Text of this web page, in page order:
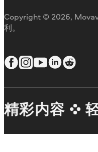
Copyright © 2026,
利。
彩内容 轻